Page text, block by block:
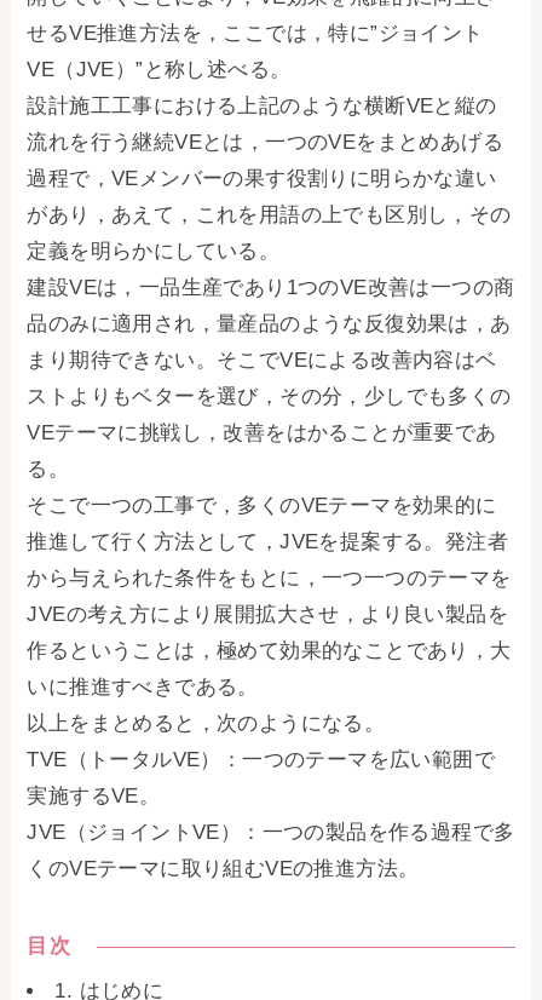
せるVE推進方法を，ここでは，特に”ジョイント
VE（JVE）”と称し述べる。
設計施工工事における上記のような横断VEと縦の
流れを行う継続VEとは，一つのVEをまとめあげる
過程で，VEメンバーの果す役割りに明らかな違い
があり，あえて，これを用語の上でも区別し，その
定義を明らかにしている。
建設VEは，一品生産であり1つのVE改善は一つの商
品のみに適用され，量産品のような反復効果は，あ
まり期待できない。そこでVEによる改善内容はベ
ストよりもベターを選び，その分，少しでも多くの
VEテーマに挑戦し，改善をはかることが重要であ
る。
そこで一つの工事で，多くのVEテーマを効果的に
推進して行く方法として，JVEを提案する。発注者
から与えられた条件をもとに，一つ一つのテーマを
JVEの考え方により展開拡大させ，より良い製品を
作るということは，極めて効果的なことであり，大
いに推進すべきである。
以上をまとめると，次のようになる。
TVE（トータルVE）：一つのテーマを広い範囲で
実施するVE。
JVE（ジョイントVE）：一つの製品を作る過程で多
くのVEテーマに取り組むVEの推進方法。
目次
1. はじめに